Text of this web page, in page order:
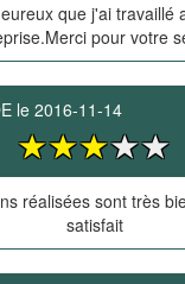
que j'ai travaillé
pour votre
le 2016-11-14
réalisées sont très
satisfait